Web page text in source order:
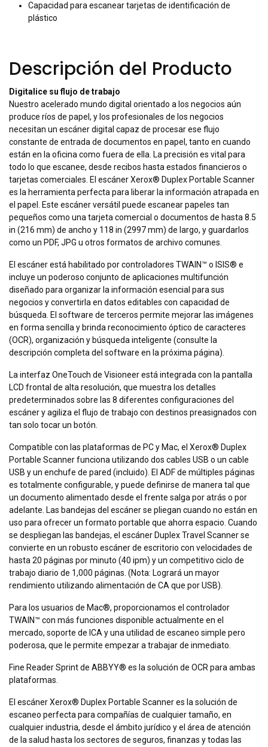
Capacidad para escanear tarjetas de identificación de
plástico
Descripción del Producto
Digitalice su flujo de trabajo
Nuestro acelerado mundo digital orientado a los negocios aún
produce ríos de papel, y los profesionales de los negocios
necesitan un escáner digital capaz de procesar ese flujo
constante de entrada de documentos en papel, tanto en cuando
están en la oficina como fuera de ella. La precisión es vital para
todo lo que escanee, desde recibos hasta estados financieros o
tarjetas comerciales. El escáner Xerox® Duplex Portable Scanner
es la herramienta perfecta para liberar la información atrapada en
el papel. Este escáner versátil puede escanear papeles tan
pequeños como una tarjeta comercial o documentos de hasta 8.5
in (216 mm) de ancho y 118 in (2997 mm) de largo, y guardarlos
como un PDF, JPG u otros formatos de archivo comunes.
El escáner está habilitado por controladores TWAIN™ o ISIS® e
incluye un poderoso conjunto de aplicaciones multifunción
diseñado para organizar la información esencial para sus
negocios y convertirla en datos editables con capacidad de
búsqueda. El software de terceros permite mejorar las imágenes
en forma sencilla y brinda reconocimiento óptico de caracteres
(OCR), organización y búsqueda inteligente (consulte la
descripción completa del software en la próxima página).
La interfaz OneTouch de Visioneer está integrada con la pantalla
LCD frontal de alta resolución, que muestra los detalles
predeterminados sobre las 8 diferentes configuraciones del
escáner y agiliza el flujo de trabajo con destinos preasignados con
tan solo tocar un botón.
Compatible con las plataformas de PC y Mac, el Xerox® Duplex
Portable Scanner funciona utilizando dos cables USB o un cable
USB y un enchufe de pared (incluido). El ADF de múltiples páginas
es totalmente configurable, y puede definirse de manera tal que
un documento alimentado desde el frente salga por atrás o por
adelante. Las bandejas del escáner se pliegan cuando no están en
uso para ofrecer un formato portable que ahorra espacio. Cuando
se despliegan las bandejas, el escáner Duplex Travel Scanner se
convierte en un robusto escáner de escritorio con velocidades de
hasta 20 páginas por minuto (40 ipm) y un competitivo ciclo de
trabajo diario de 1,000 páginas. (Nota: Logrará un mayor
rendimiento utilizando alimentación de CA que por USB).
Para los usuarios de Mac®, proporcionamos el controlador
TWAIN™ con más funciones disponible actualmente en el
mercado, soporte de ICA y una utilidad de escaneo simple pero
poderosa, que le permite empezar a trabajar de inmediato.
Fine Reader Sprint de ABBYY® es la solución de OCR para ambas
plataformas.
El escáner Xerox® Duplex Portable Scanner es la solución de
escaneo perfecta para compañías de cualquier tamaño, en
cualquier industria, desde el ámbito jurídico y el área de atención
de la salud hasta los sectores de seguros, finanzas y todas las